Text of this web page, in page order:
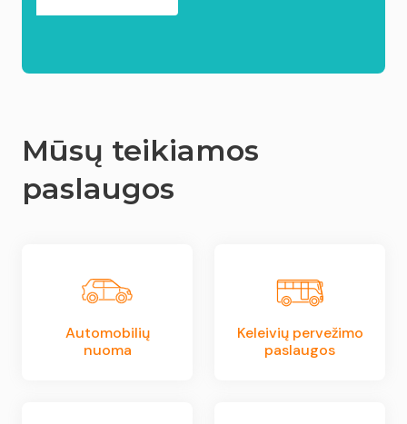
Mūsų teikiamos
paslaugos
Automobilių
nuoma
Keleivių pervežimo
paslaugos